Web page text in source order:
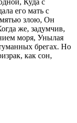
Куда с
его мать с
злою, Он
же, задумчив,
моря, Унылая
брегах. Но
как сон,